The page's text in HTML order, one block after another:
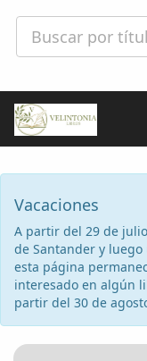
Vacaciones
A partir del 29 de
de Santander y
esta página
interesado en algún
partir del 30 de